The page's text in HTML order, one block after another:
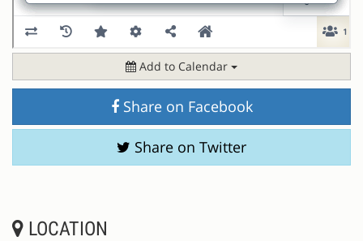
Add to Calendar
Share on Facebook
Share on Twitter
LOCATION